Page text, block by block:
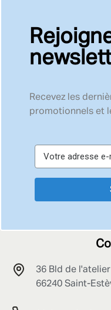
Recevez les
promotionnels et
36 Bld de l'atelier
66240 Saint-